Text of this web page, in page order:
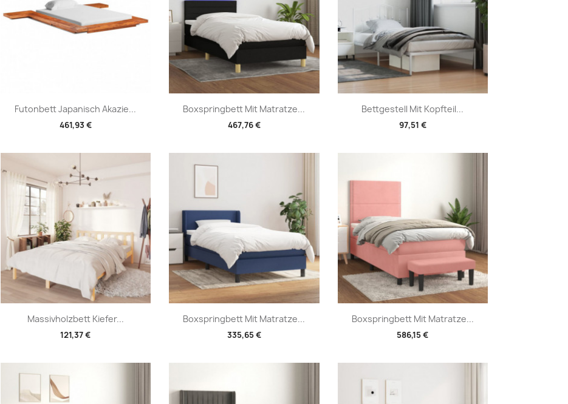
Futonbett Japanisch Akazie...
461,93 €
Vorschau Boxspringbett Mit Matratze...
467,76 €
Vorschau Bettgestell Mit Kopfteil...
97,51 €
Vorschau
Massivholzbett Kiefer...
121,37 €
Vorschau Boxspringbett Mit Matratze...
335,65 €
Vorschau Boxspringbett Mit Matratze...
586,15 €
Vorschau